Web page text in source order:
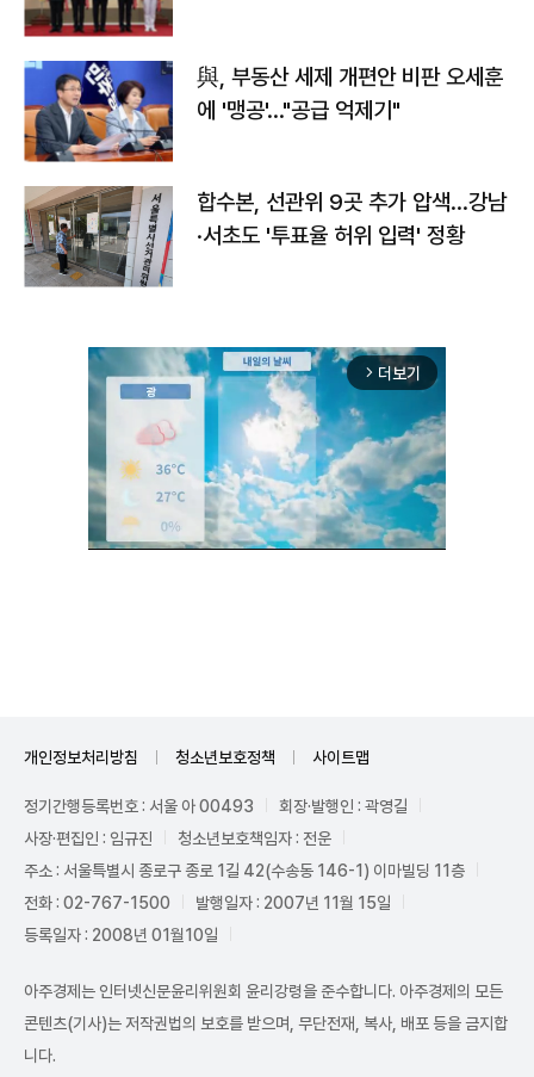
與, 부동산 세제 개편안 비판 오세훈
에 '맹공'…"공급 억제기"
합수본, 선관위 9곳 추가 압색…강남
·서초도 '투표율 허위 입력' 정황
arrow_forward_ios 더보기
개인정보처리방침 청소년보호정책 사이트맵
정기간행등록번호 : 서울 아 00493
회장·발행인 : 곽영길
사장·편집인 : 임규진
청소년보호책임자 : 전운
주소 : 서울특별시 종로구 종로 1길 42(수송동 146-1) 이마빌딩 11층
전화 : 02-767-1500
발행일자 : 2007년 11월 15일
등록일자 : 2008년 01월10일
아주경제는 인터넷신문윤리위원회 윤리강령을 준수합니다. 아주경제의 모든
콘텐츠(기사)는 저작권법의 보호를 받으며, 무단전재, 복사, 배포 등을 금지합
니다.